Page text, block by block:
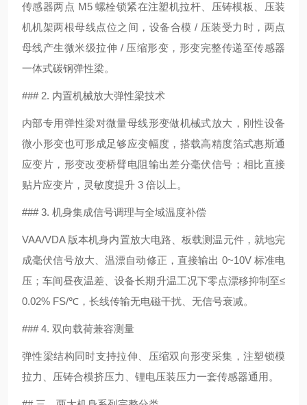
传感器两点 M5 螺栓锁紧在注塑机拉杆、压铸模板、压装
机机架两根母线点位之间，设备合模 / 压装受力时，两点
母线产生微米级拉伸 / 压缩形变，形变完整传递至传感器
一体式碳钢弹性梁。
### 2. 内置机械放大弹性梁技术
内部专用弹性梁对微量母线形变做机械式放大，刚性设备
微小形变也可形成足够应变幅度，搭载高精度箔式惠斯通
应变片，形变改变桥臂电阻输出差分毫伏信号；相比直接
贴片应变片，灵敏度提升 3 倍以上。
### 3. 机身集成信号调理与全域温度补偿
VAA/VDA 版本机身内置放大电路、板载测温元件，就地完
成毫伏信号放大、温漂自动修正，直接输出 0~10V 标准电
压；车间昼夜温差、设备长期升温工况下零点漂移抑制至≤
0.02% FS/℃，长线传输无电磁干扰、无信号衰减。
### 4. 双向载荷兼容测量
弹性梁结构同时支持拉伸、压缩双向形变采集，注塑锁模
拉力、压铸合模挤压力、锂电压装压力一套传感器通用。